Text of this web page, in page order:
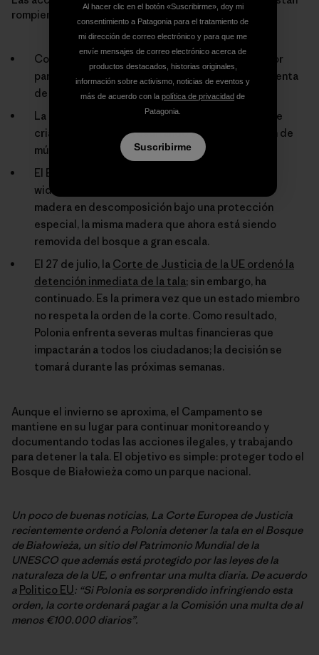
rompiendo una multitud de leyes y regulaciones:
Como sitio del Patrimonio de la UNESCO, la mayor
parte del área del Bosque de Białowieża está exenta
de actividad forestal.
La tala intensiva sucede durante la temporada de
crianza de las aves, resultando en la destrucción de
múltiples nidos.
El Bosque de Białowieża es parte de la red EU-
wide
madera en descomposición bajo una protección
especial, la misma madera que ahora está siendo
removida del bosque a gran escala.
El 27 de julio, la Corte de Justicia de la UE ordenó la
detención inmediata de la tala; sin embargo, ha
continuado. Es la primera vez que un estado miembro
no respeta la orden de la corte. Como resultado,
Polonia enfrenta severas multas financieras que
impactarán a todos los ciudadanos; la decisión se
tomará durante las próximas semanas.
Aunque el invierno se aproxima, el Campamento se
mantiene en su lugar para continuar monitoreando y
documentando todas las acciones ilegales, y trabajando
para detener la tala. El objetivo es simple: proteger todo el
Bosque de Białowieża como un parque nacional.
Un poco de buenas noticias, La Corte Europea de Justicia
recientemente ordenó a Polonia detener la tala en el Bosque
de Białowieża, un sitio del Patrimonio Mundial de la
UNESCO que además está protegido por las leyes de la
naturaleza de la UE, o enfrentar una multa diaria. De acuerdo
a Politico EU: “Si Polonia es sorprendido infringiendo esta
orden, la corte ordenará pagar a la Comisión una multa de al
menos €100.000 diarios”.
Al hacer clic en el botón «Suscribirme», doy mi
consentimiento a Patagonia para el tratamiento de
mi dirección de correo electrónico y para que me
envíe mensajes de correo electrónico acerca de
productos destacados, historias originales,
información sobre activismo, noticias de eventos y
más de acuerdo con la política de privacidad de
Patagonia.
Suscribirme